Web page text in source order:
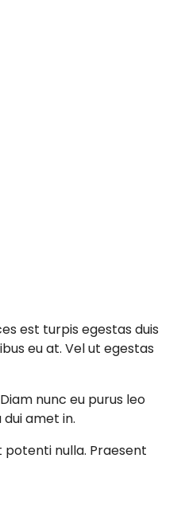
est turpis egestas duis
eu at. Vel ut egestas
nunc eu purus leo
amet in.
nulla. Praesent